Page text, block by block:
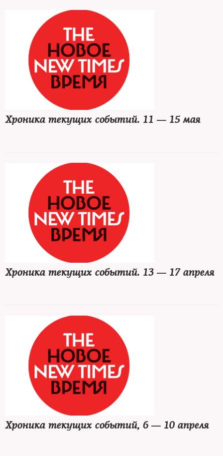
Хроника текущих событий. 11 — 15 мая
Хроника текущих событий. 13 — 17 апреля
Хроника текущих событий, 6 — 10 апреля